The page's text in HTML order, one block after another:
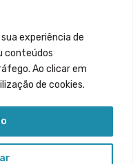
experiência de
conteúdos
Ao clicar em
de cookies.